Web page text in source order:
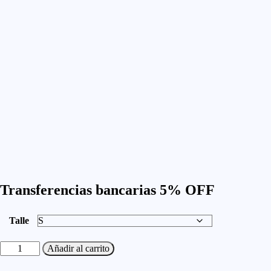
Transferencias bancarias 5% OFF
Talle
Bermuda
Rothco
Añadir al carrito